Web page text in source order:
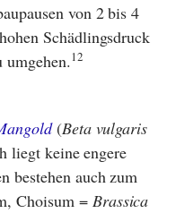
von 2 bis 4
Schädlingsdruck
12
(Beta vulgaris
liegt keine engere
bestehen auch zum
Choisum = Brassica